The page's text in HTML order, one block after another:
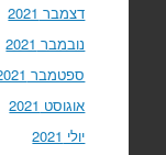
דצמבר 2021
נובמבר 2021
ספטמבר 2021
אוגוסט 2021
יולי 2021